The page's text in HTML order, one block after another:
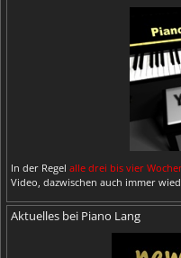
In der Regel alle drei bis vier
Video, dazwischen auch immer
Aktuelles bei Piano Lang